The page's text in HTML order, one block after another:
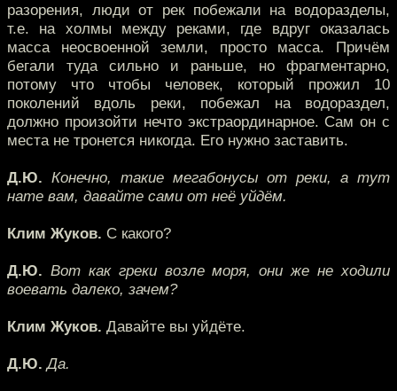
разорения, люди от рек побежали на водоразделы,
т.е. на холмы между реками, где вдруг оказалась
масса неосвоенной земли, просто масса. Причём
бегали туда сильно и раньше, но фрагментарно,
потому что чтобы человек, который прожил 10
поколений вдоль реки, побежал на водораздел,
должно произойти нечто экстраординарное. Сам он с
места не тронется никогда. Его нужно заставить.
Д.Ю. Конечно, такие мегабонусы от реки, а тут
нате вам, давайте сами от неё уйдём.
Клим Жуков. С какого?
Д.Ю. Вот как греки возле моря, они же не ходили
воевать далеко, зачем?
Клим Жуков. Давайте вы уйдёте.
Д.Ю. Да.